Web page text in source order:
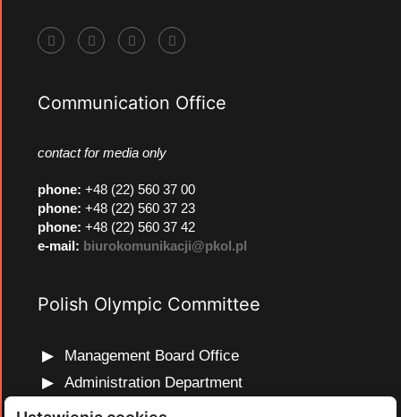
Communication Office
contact for media only
phone: +48 (22) 560 37 00
phone: +48 (22) 560 37 23
phone: +48 (22) 560 37 42
e-mail: biurokomunikacji@pkol.pl
Polish Olympic Committee
Management Board Office
Administration Department
Marketing and Communications Department